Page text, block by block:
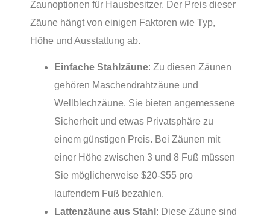
Zaunoptionen für Hausbesitzer. Der Preis dieser
Zäune hängt von einigen Faktoren wie Typ,
Höhe und Ausstattung ab.
Einfache Stahlzäune: Zu diesen Zäunen
gehören Maschendrahtzäune und
Wellblechzäune. Sie bieten angemessene
Sicherheit und etwas Privatsphäre zu
einem günstigen Preis. Bei Zäunen mit
einer Höhe zwischen 3 und 8 Fuß müssen
Sie möglicherweise $20-$55 pro
laufendem Fuß bezahlen.
Lattenzäune aus Stahl : Diese Zäune sind